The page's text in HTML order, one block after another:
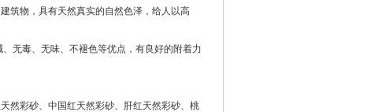
筑物，具有天然真实的自然色泽，给人以高
无毒、无味、不褪色等优点，有良好的附着力
然彩砂、中国红天然彩砂、肝红天然彩砂、桃